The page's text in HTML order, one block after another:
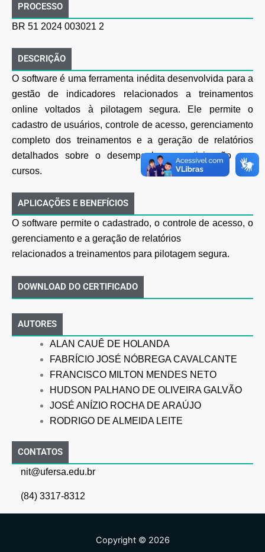
PROCESSO
BR 51 2024 003021 2
DESCRIÇÃO
O software é uma ferramenta inédita desenvolvida para a
gestão de indicadores relacionados a treinamentos
online voltados à pilotagem segura. Ele permite o
cadastro de usuários, controle de acesso, gerenciamento
completo dos treinamentos e a geração de relatórios
detalhados sobre o desempenho e participação nos
cursos.
APLICAÇÕES E BENEFÍCIOS
O software permite o cadastrado, o controle de acesso, o
gerenciamento e a geração de relatórios
relacionados a treinamentos para pilotagem segura.
DOWNLOAD DO CERTIFICADO
AUTORES
ALAN CAUÊ DE HOLANDA
FABRÍCIO JOSÉ NÓBREGA CAVALCANTE
FRANCISCO MILTON MENDES NETO
HUDSON PALHANO DE OLIVEIRA GALVÃO
JOSÉ ANÍZIO ROCHA DE ARAÚJO
RODRIGO DE ALMEIDA LEITE
CONTATOS
nit@ufersa.edu.br
(84) 3317-8312
Copyright © 2026